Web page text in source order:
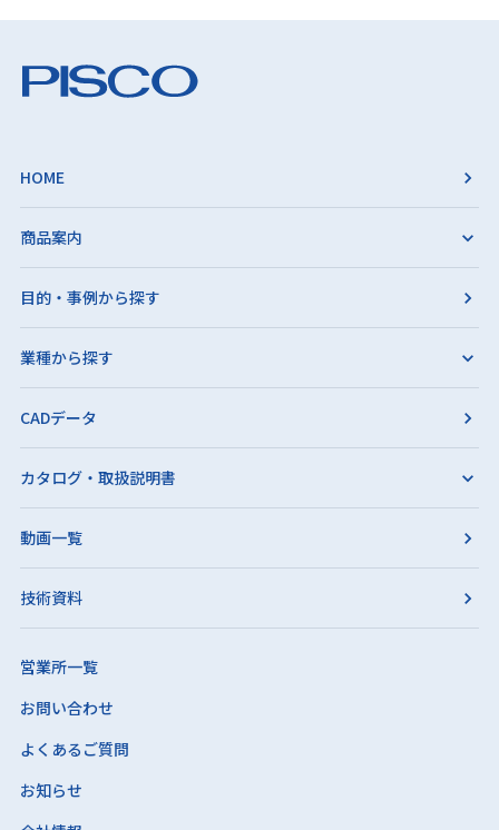
HOME
商品案内
目的・事例から探す
業種から探す
CADデータ
カタログ・取扱説明書
動画一覧
技術資料
営業所一覧
お問い合わせ
よくあるご質問
お知らせ